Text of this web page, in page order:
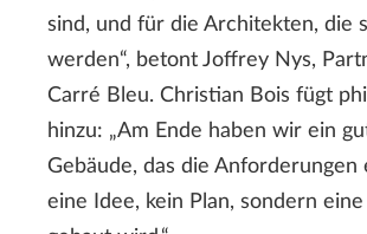
sind, und für die Architekten, die
werden“, betont Joffrey Nys,
Carré Bleu. Christian Bois fügt
hinzu: „Am Ende haben wir ein
Gebäude, das die Anforderungen
eine Idee, kein Plan, sondern